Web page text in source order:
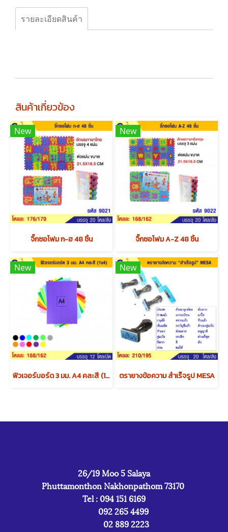
รายละเอียดสินค้า
สินค้าเกี่ยวข้อง
New
จิ๊กซอโฟม ก-ฮ 48 ชิ้น
New
จิ๊กซอโฟม A-Z 48 ชิ้น
New
ฟิวเจอร์บอร์ด 3 มม. A4 คละสี (1x4) x12 แพค
New
ตรายางข้อความ สำเร็จรูป MESA
26/19 Moo 5 Salaya
Phuttamonthon Nakhonpathom 73170
Tel : 094 151 6169
092 265 4499
02 889 2223